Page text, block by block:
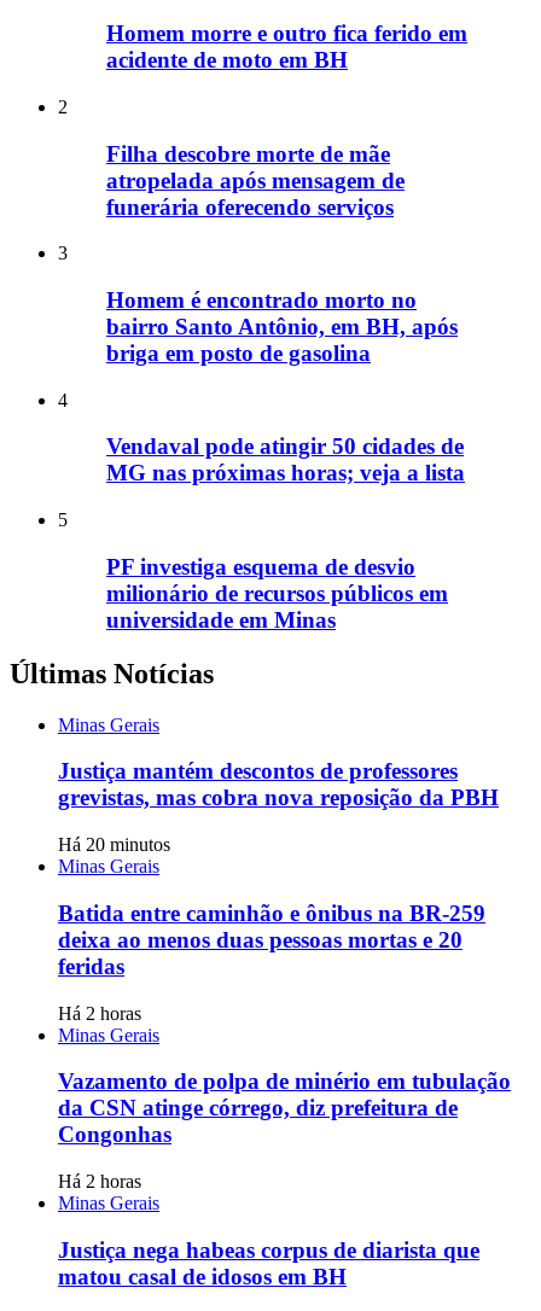
Homem morre e outro fica ferido em
acidente de moto em BH
2
Filha descobre morte de mãe
atropelada após mensagem de
funerária oferecendo serviços
3
Homem é encontrado morto no
bairro Santo Antônio, em BH, após
briga em posto de gasolina
4
Vendaval pode atingir 50 cidades de
MG nas próximas horas; veja a lista
5
PF investiga esquema de desvio
milionário de recursos públicos em
universidade em Minas
Últimas Notícias
Minas Gerais
Justiça mantém descontos de professores
grevistas, mas cobra nova reposição da PBH
Há 20 minutos
Minas Gerais
Batida entre caminhão e ônibus na BR-259
deixa ao menos duas pessoas mortas e 20
feridas
Há 2 horas
Minas Gerais
Vazamento de polpa de minério em tubulação
da CSN atinge córrego, diz prefeitura de
Congonhas
Há 2 horas
Minas Gerais
Justiça nega habeas corpus de diarista que
matou casal de idosos em BH